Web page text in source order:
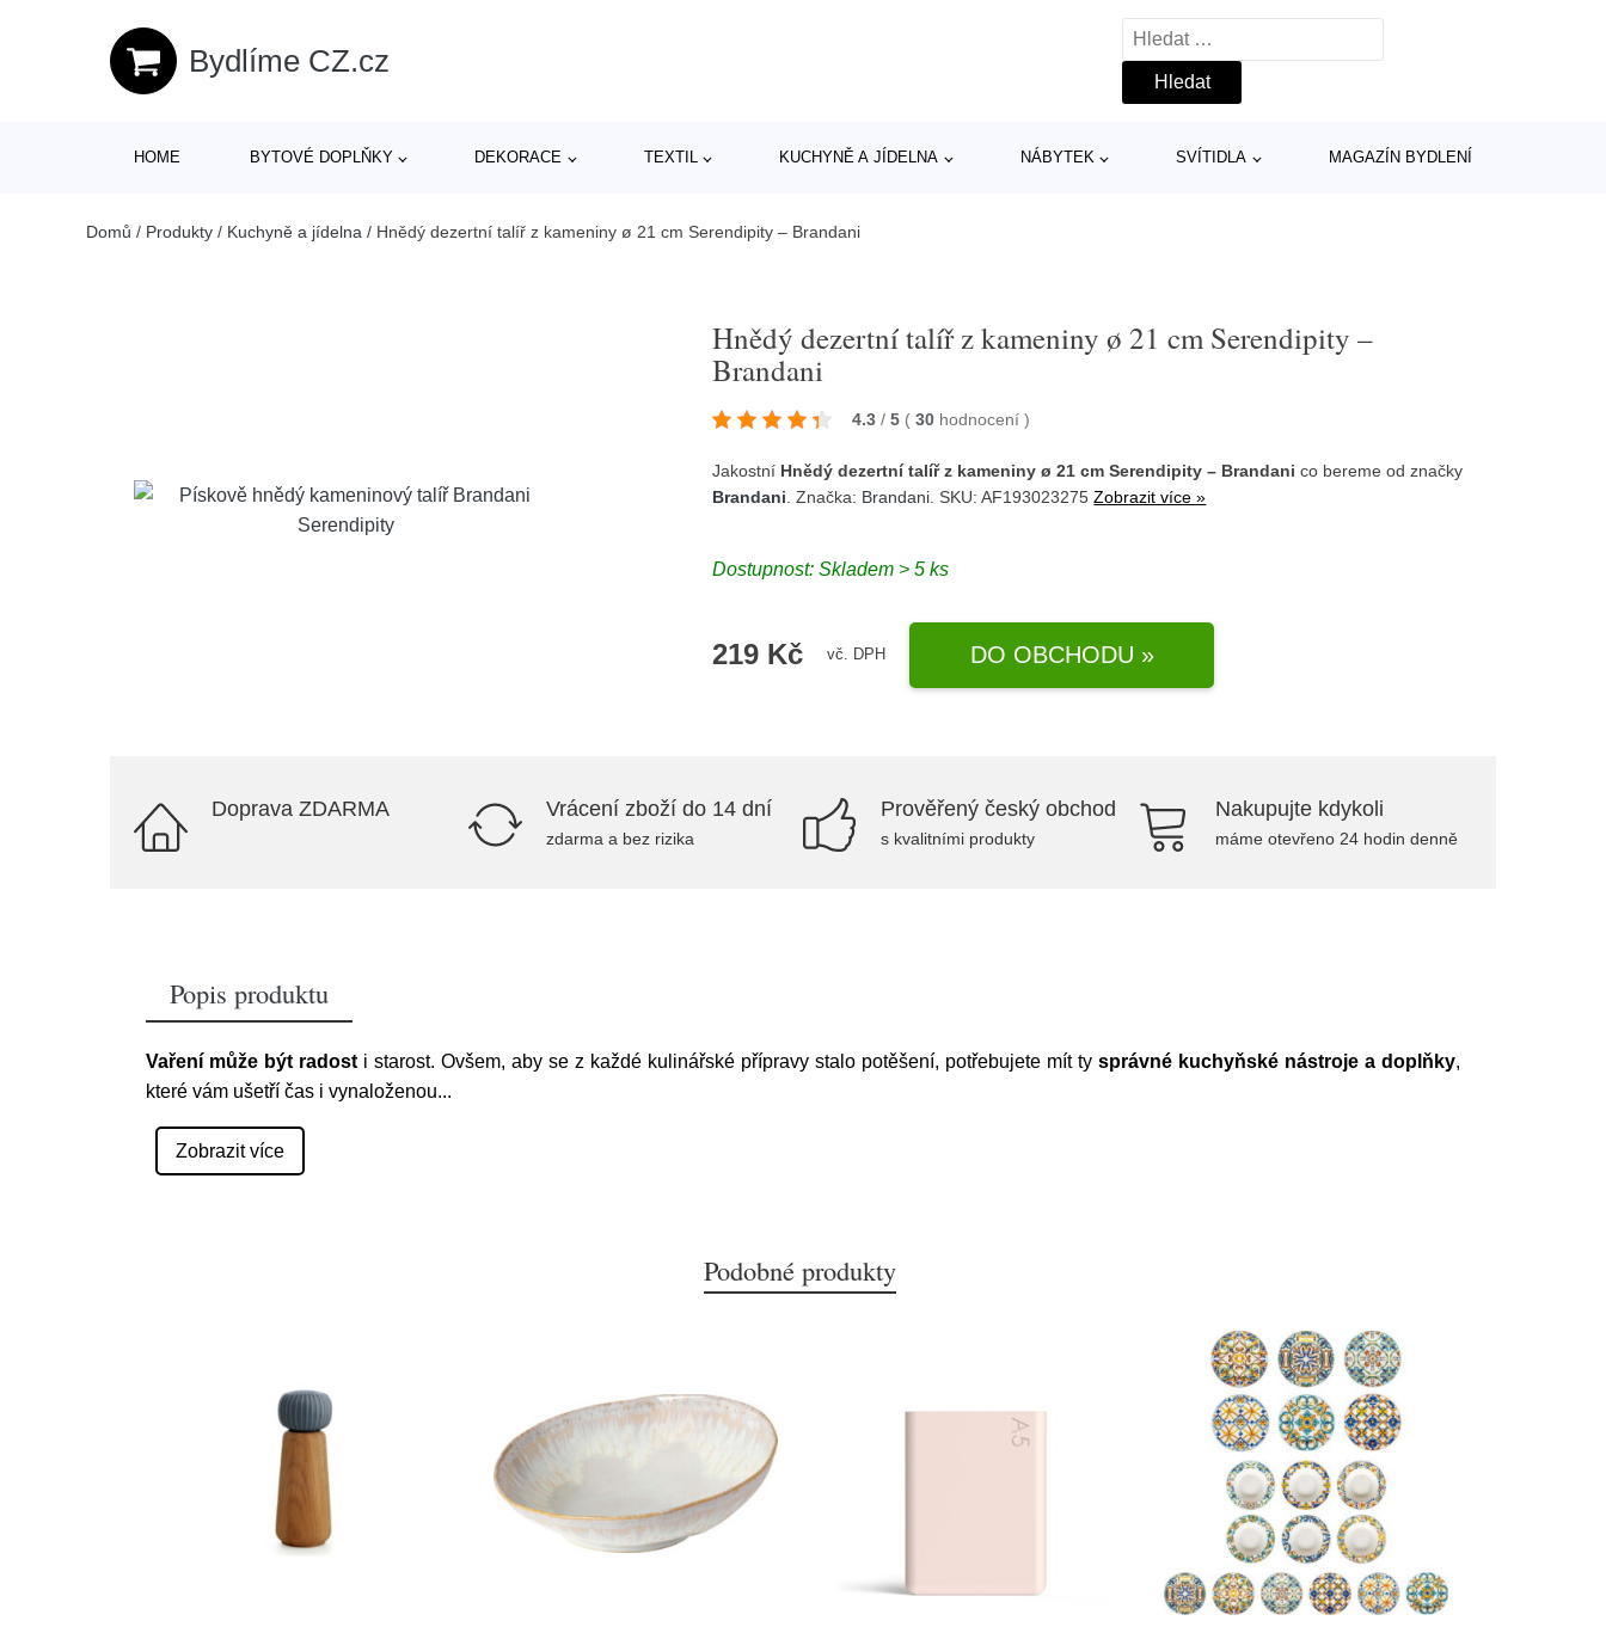
Bydlíme CZ.cz
Vyhledávání
HOME BYTOVÉ DOPLŇKY DEKORACE TEXTIL KUCHYNĚ A JÍDELNA NÁBYTEK SVÍTIDLA MAGAZÍN BYDLENÍ
Domů / Produkty / Kuchyně a jídelna / Hnědý dezertní talíř z kameniny ø 21 cm Serendipity – Brandani
Hnědý dezertní talíř z kameniny ø 21 cm Serendipity –
Brandani
4.3 / 5 ( 30 hodnocení)
Jakostní Hnědý dezertní talíř z kameniny ø 21 cm Serendipity – Brandani co bereme od značky
Brandani . Značka: Brandani . SKU: AF193023275Zobrazit více »
Dostupnost:Skladem > 5 ks
219 Kč vč. DPH DO OBCHODU »
Doprava ZDARMA Vrácení zboží do 14 dní
zdarma a bez rizika
Prověřený český obchod
s kvalitními produkty
Nakupujte kdykoli
máme otevřeno 24 hodin denně
Popis produktu
Vaření může být radost i starost. Ovšem, aby se z každé kulinářské přípravy stalo potěšení, potřebujete mít ty správné kuchyňské nástroje a doplňky,
které vám ušetří čas i vynaloženou...
Zobrazit více
Podobné produkty